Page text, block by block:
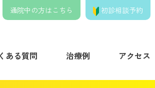
通院中の方はこちら 初診相談予約
ある質問 治療例 アクセス